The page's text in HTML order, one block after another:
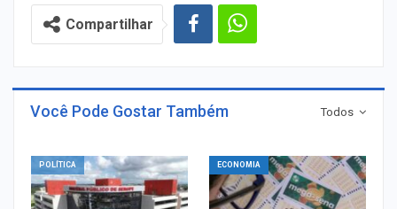
Compartilhar
Todos
Você Pode Gostar Também
POLÍTICA ECONOMIA